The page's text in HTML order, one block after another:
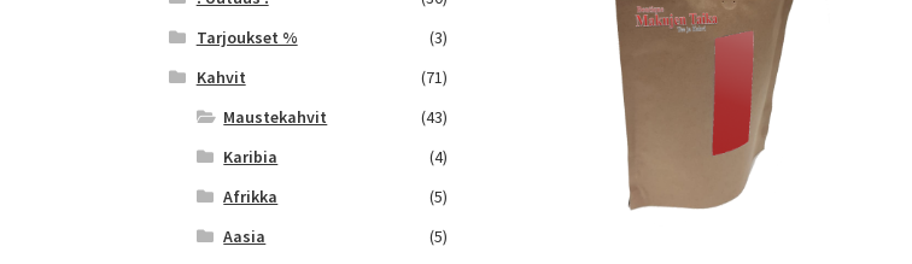
Tarjoukset %
(3)
Kahvit
(71)
Maustekahvit
(43)
Karibia
(4)
Afrikka
(5)
Aasia
(5)